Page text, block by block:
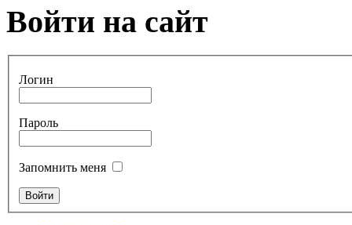
Войти на сайт
Логин
Пароль
Запомнить меня